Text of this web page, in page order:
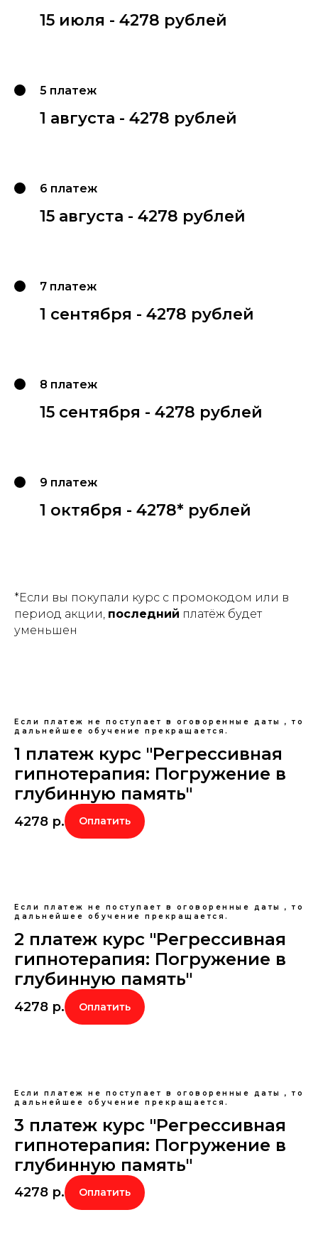
15 июля - 4278 рублей
5 платеж
1 августа - 4278 рублей
6 платеж
15 августа - 4278 рублей
7 платеж
1 сентября - 4278 рублей
8 платеж
15 сентября - 4278 рублей
9 платеж
1 октября - 4278* рублей
*Если вы покупали курс с промокодом или в
период акции, последний платёж будет
уменьшен
Если платеж не поступает в оговоренные даты , то
дальнейшее обучение прекращается.
1 платеж курс "Регрессивная
гипнотерапия: Погружение в
глубинную память"
4278 р. Оплатить
Если платеж не поступает в оговоренные даты , то
дальнейшее обучение прекращается.
2 платеж курс "Регрессивная
гипнотерапия: Погружение в
глубинную память"
4278 р. Оплатить
Если платеж не поступает в оговоренные даты , то
дальнейшее обучение прекращается.
3 платеж курс "Регрессивная
гипнотерапия: Погружение в
глубинную память"
4278 р. Оплатить